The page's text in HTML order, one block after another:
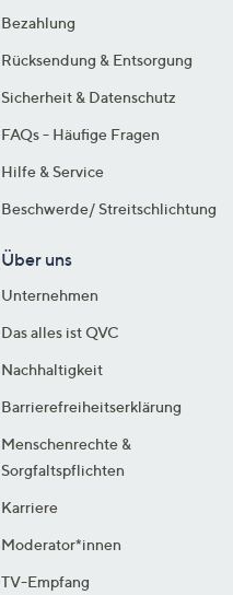
Bezahlung
Rücksendung & Entsorgung
Sicherheit & Datenschutz
FAQs - Häufige Fragen
Hilfe & Service
Beschwerde/ Streitschlichtung
Über uns
Unternehmen
Das alles ist QVC
Nachhaltigkeit
Barrierefreiheitserklärung
Menschenrechte &
Sorgfaltspflichten
Karriere
Moderator*innen
TV-Empfang